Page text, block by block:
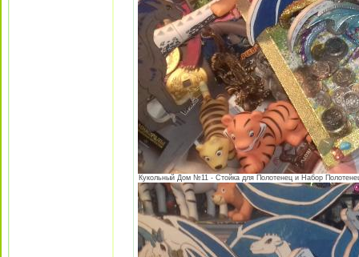
Кукольный Дом №11 - Стойка для Полотенец и Набор